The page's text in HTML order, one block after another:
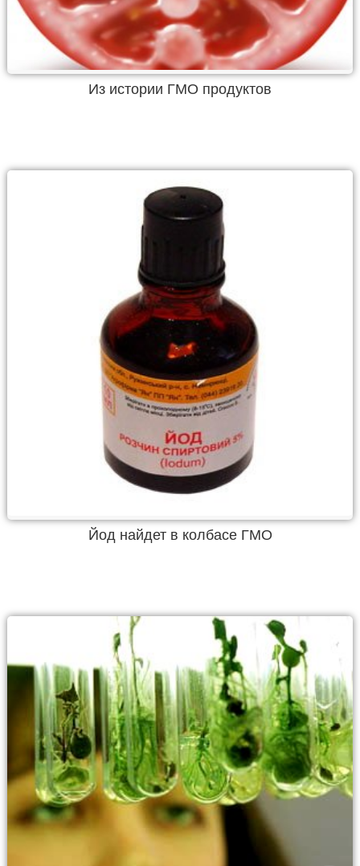
Из истории ГМО продуктов
Йод найдет в колбасе ГМО